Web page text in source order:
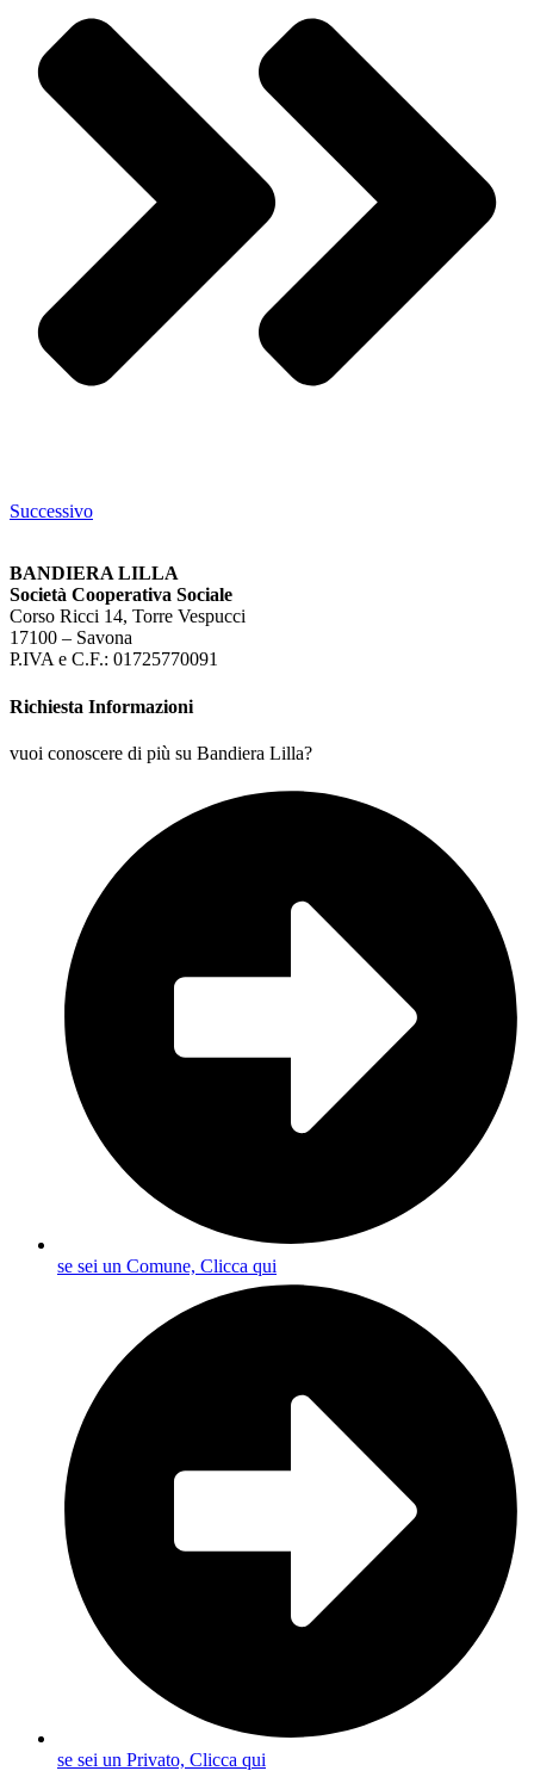
Successivo
BANDIERA LILLA
Società Cooperativa Sociale
Corso Ricci 14, Torre Vespucci
17100 – Savona
P.IVA e C.F.: 01725770091
Richiesta Informazioni
vuoi conoscere di più su Bandiera Lilla?
se sei un Comune, Clicca qui
se sei un Privato, Clicca qui